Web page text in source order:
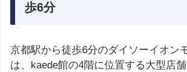
歩6分
京都駅から徒歩6分のダイソーイオン
は、kaede館の4階に位置する大型店舗